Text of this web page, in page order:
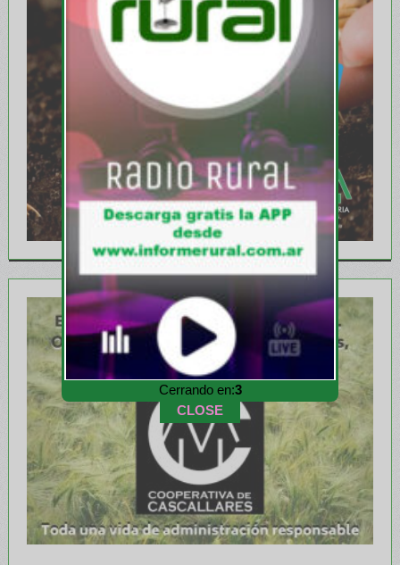
Cerrando en:1
CLOSE